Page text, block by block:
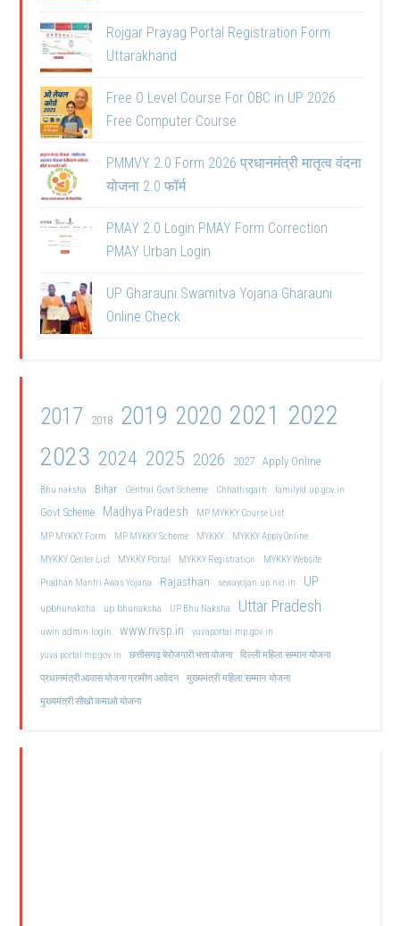
Rojgar Prayag Portal Registration Form
Uttarakhand
Free O Level Course For OBC in UP 2026
Free Computer Course
PMMVY 2.0 Form 2026 प्रधानमंत्री मातृत्व वंदना
योजना 2.0 फॉर्म
PMAY 2.0 Login PMAY Form Correction
PMAY Urban Login
UP Gharauni Swamitva Yojana Gharauni
Online Check
2017 2018 2019 2020 2021 2022
2023 2024 2025 2026 2027 Apply Online
Bhu naksha Bihar Central Govt Scheme Chhattisgarh familyid.up.gov.in
Govt Scheme Madhya Pradesh
MP MYKKY Course List
MP MYKKY Form
MP MYKKY Scheme MYKKY
MYKKY Apply Online
MYKKY Center List
MYKKY Portal MYKKY Registration
MYKKY Website
Pradhan Mantri Awas Yojana
Rajasthan sewayojan.up.nic.in UP
upbhunaksha up bhunaksha UP Bhu Naksha Uttar Pradesh
uwin admin login www.nvsp.in
yuvaportal.mp.gov.in
yuva portal mp gov.in
छत्तीसगढ़ बेरोजगारी भत्ता योजना दिल्ली महिला सम्मान योजना
प्रधानमंत्री आवास योजना ग्रामीण आवेदन मुख्यमंत्री महिला सम्मान योजना
मुख्यमंत्री सीखो कमाओ योजना